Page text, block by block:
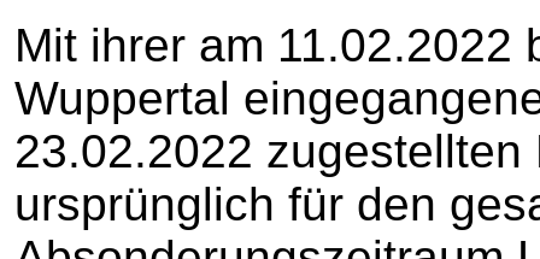
Mit ihrer am 11.02.2022
Wuppertal
23.02.2022
ursprünglich für den